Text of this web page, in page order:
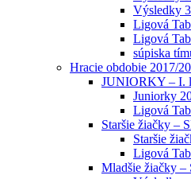
Výsledky
Ligová
Ligová
súpiska
Hracie obdobie 2017/
JUNIORKY – I.
Juniorky
Ligová
Staršie žiačky –
Staršie
Ligová
Mladšie žiačky –